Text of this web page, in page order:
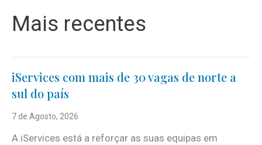
Mais recentes
iServices com mais de 30 vagas de norte a
sul do país
7 de Agosto, 2026
A iServices está a reforçar as suas equipas em